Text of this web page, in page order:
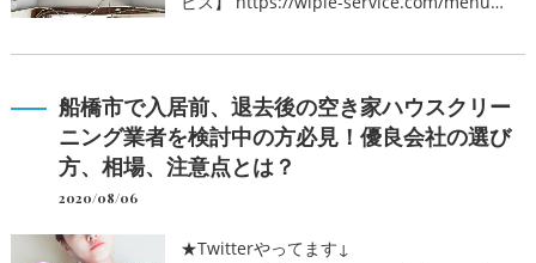
船橋市で入居前、退去後の空き家ハウスクリー
ニング業者を検討中の方必見！優良会社の選び
方、相場、注意点とは？
2020/08/06
★Twitterやってます↓